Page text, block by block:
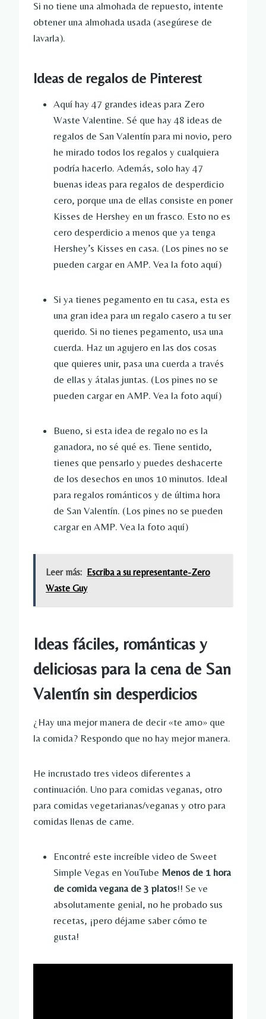
Si no tiene una almohada de repuesto, intente
obtener una almohada usada (asegúrese de
lavarla).
Ideas de regalos de Pinterest
Aquí hay 47 grandes ideas para Zero
Waste Valentine. Sé que hay 48 ideas de
regalos de San Valentín para mi novio, pero
he mirado todos los regalos y cualquiera
podría hacerlo. Además, solo hay 47
buenas ideas para regalos de desperdicio
cero, porque una de ellas consiste en poner
Kisses de Hershey en un frasco. Esto no es
cero desperdicio a menos que ya tenga
Hershey’s Kisses en casa. (Los pines no se
pueden cargar en AMP. Vea la foto aquí)
Si ya tienes pegamento en tu casa, esta es
una gran idea para un regalo casero a tu ser
querido. Si no tienes pegamento, usa una
cuerda. Haz un agujero en las dos cosas
que quieres unir, pasa una cuerda a través
de ellas y átalas juntas. (Los pines no se
pueden cargar en AMP. Vea la foto aquí)
Bueno, si esta idea de regalo no es la
ganadora, no sé qué es. Tiene sentido,
tienes que pensarlo y puedes deshacerte
de los desechos en unos 10 minutos. Ideal
para regalos románticos y de última hora
de San Valentín. (Los pines no se pueden
cargar en AMP. Vea la foto aquí)
Leer más: Escriba a su representante-Zero
Waste Guy
Ideas fáciles, románticas y
deliciosas para la cena de San
Valentín sin desperdicios
¿Hay una mejor manera de decir «te amo» que
la comida? Respondo que no hay mejor manera.
He incrustado tres videos diferentes a
continuación. Uno para comidas veganas, otro
para comidas vegetarianas/veganas y otro para
comidas llenas de carne.
Encontré este increíble video de Sweet
Simple Vegas en YouTube Menos de 1 hora
de comida vegana de 3 platos!! Se ve
absolutamente genial, no he probado sus
recetas, ¡pero déjame saber cómo te
gusta!